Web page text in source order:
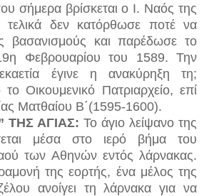
σήμερα βρίσκεται ο Ι. Ναός της
τελικά δεν κατόρθωσε ποτέ να
βασανισμούς και παρέδωσε το
Φεβρουαρίου του 1589. Την
έγινε η ανακύρηξη τη;
Οικουμενικό Πατριαρχείο, επί
Ματθαίου Β΄(1595-1600).
ΑΓΙΑΣ: Το άγιο λείψανο της
μέσα στο ιερό βήμα του
των Αθηνών εντός λάρνακας.
της εορτής, ένα μέλος της
ανοίγει τη λάρνακα για να